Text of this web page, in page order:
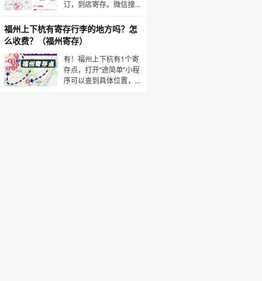
李箱10元/天位置：距大
订，到店寄存。微信搜
简单”APP。在线查询/预
订寄存点。🟠中华恐龙
园·寄存点时间：09:30～
21:30收费：背包5元/
天，行李箱10元/天位
置：距中华恐龙园售票
福州上下杭有寄存行李的地方吗？怎
么收费？（福州寄存）
有！福州上下杭有1个寄
存点，打开“途简单”小程
序可以查到具体位置，